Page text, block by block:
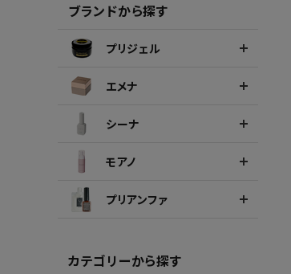
ブランドから探す
プリジェル
エメナ
シーナ
モアノ
プリアンファ
カテゴリーから探す